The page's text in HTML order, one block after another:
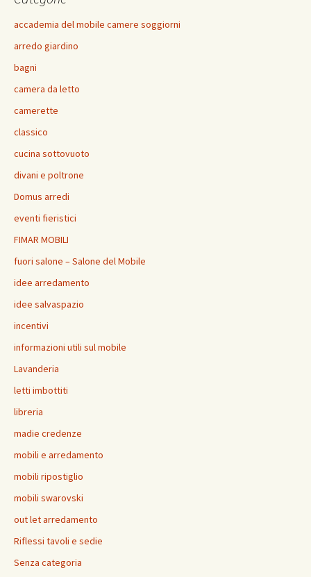
accademia del mobile camere soggiorni
arredo giardino
bagni
camera da letto
camerette
classico
cucina sottovuoto
divani e poltrone
Domus arredi
eventi fieristici
FIMAR MOBILI
fuori salone – Salone del Mobile
idee arredamento
idee salvaspazio
incentivi
informazioni utili sul mobile
Lavanderia
letti imbottiti
libreria
madie credenze
mobili e arredamento
mobili ripostiglio
mobili swarovski
out let arredamento
Riflessi tavoli e sedie
Senza categoria